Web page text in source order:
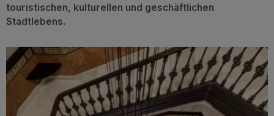
touristischen, kulturellen und geschäftlichen
Stadtlebens.